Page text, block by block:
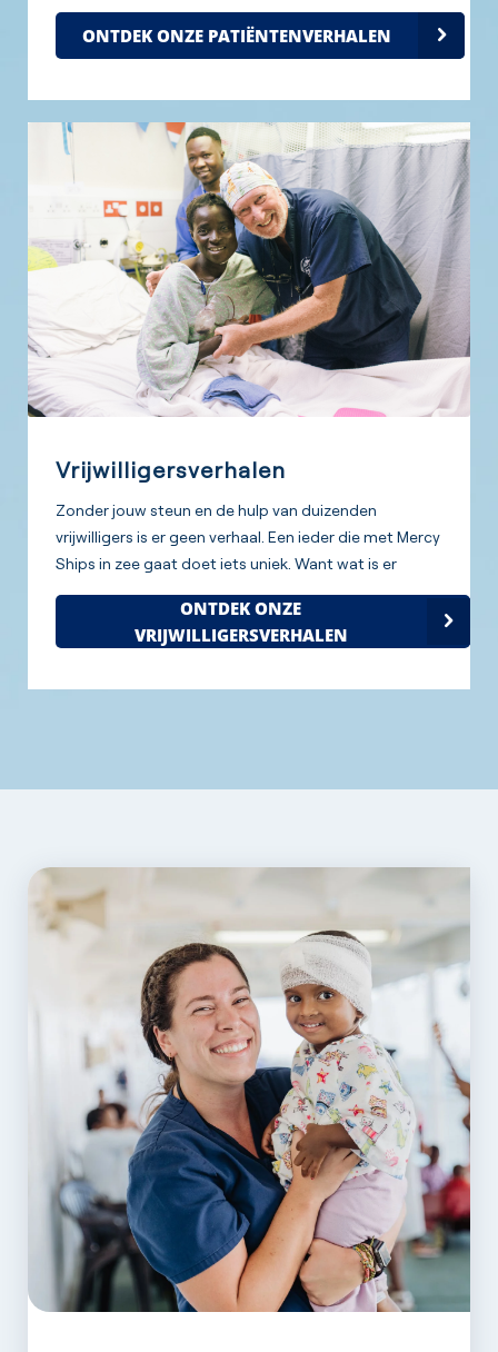
patiënten.
ONTDEK ONZE PATIËNTENVERHALEN
Vrijwilligersverhalen
Zonder jouw steun en de hulp van duizenden
vrijwilligers is er geen verhaal. Een ieder die met Mercy
Ships in zee gaat doet iets uniek. Want wat is er
ONTDEK ONZE
VRIJWILLIGERSVERHALEN